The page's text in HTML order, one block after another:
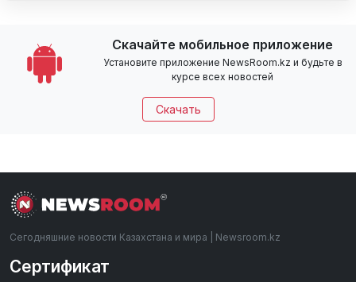
Скачайте мобильное приложение
Установите приложение NewsRoom.kz и будьте в
курсе всех новостей
Скачать
Сегодняшние новости Казахстана и мира | Newsroom.kz
Сертификат